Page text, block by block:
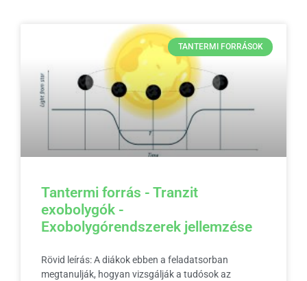
TANTERMI FORRÁSOK
Tantermi forrás - Tranzit
exobolygók -
Exobolygórendszerek jellemzése
Rövid leírás: A diákok ebben a feladatsorban
megtanulják, hogyan vizsgálják a tudósok az